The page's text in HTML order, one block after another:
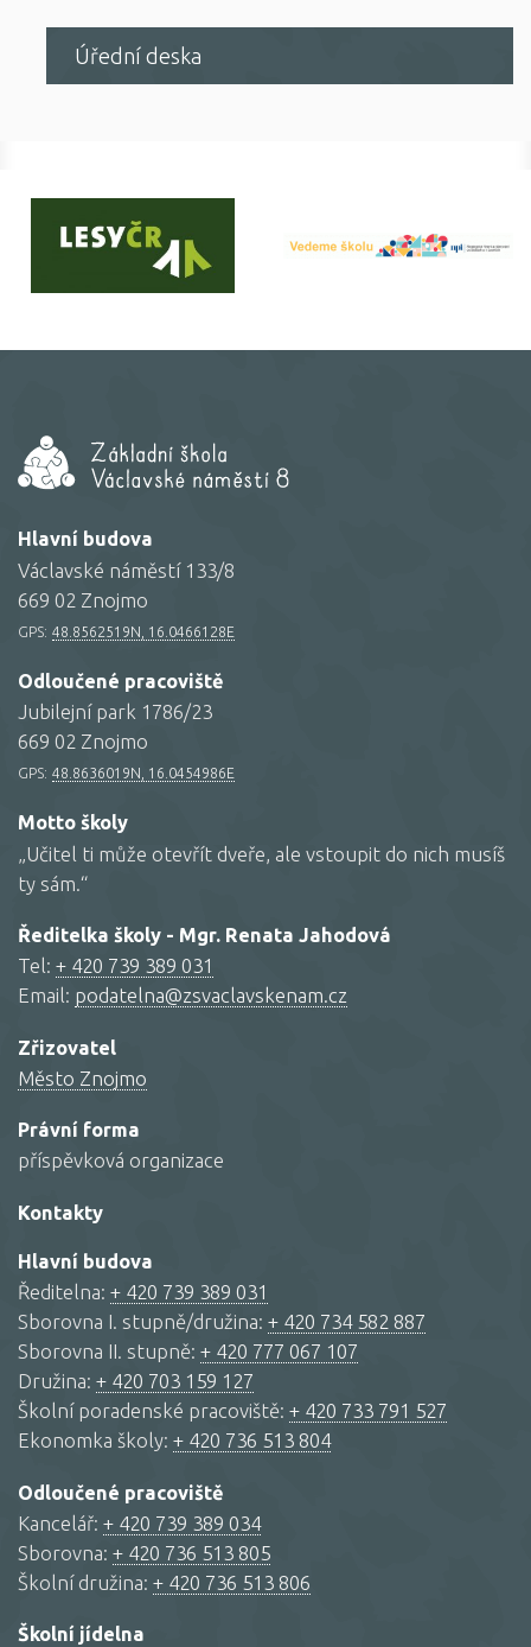
Úřední deska
Hlavní budova
Václavské náměstí 133/8
669 02 Znojmo
GPS: 48.8562519N, 16.0466128E
Odloučené pracoviště
Jubilejní park 1786/23
669 02 Znojmo
GPS: 48.8636019N, 16.0454986E
Motto školy
„Učitel ti může otevřít dveře, ale vstoupit do nich musíš
ty sám.“
Ředitelka školy - Mgr. Renata Jahodová
Tel: + 420 739 389 031
Email: podatelna@zsvaclavskenam.cz
Zřizovatel
Město Znojmo
Právní forma
příspěvková organizace
Kontakty
Hlavní budova
Ředitelna: + 420 739 389 031
Sborovna I. stupně/družina: + 420 734 582 887
Sborovna II. stupně: + 420 777 067 107
Družina: + 420 703 159 127
Školní poradenské pracoviště: + 420 733 791 527
Ekonomka školy: + 420 736 513 804
Odloučené pracoviště
Kancelář: + 420 739 389 034
Sborovna: + 420 736 513 805
Školní družina: + 420 736 513 806
Školní jídelna